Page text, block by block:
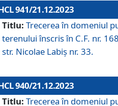
941/21.12.2023
Titlu: Trecerea în domeniul
terenului înscris în C.F. nr.
str. Nicolae Labiș nr. 33.
940/21.12.2023
Titlu: Trecerea în domeniul